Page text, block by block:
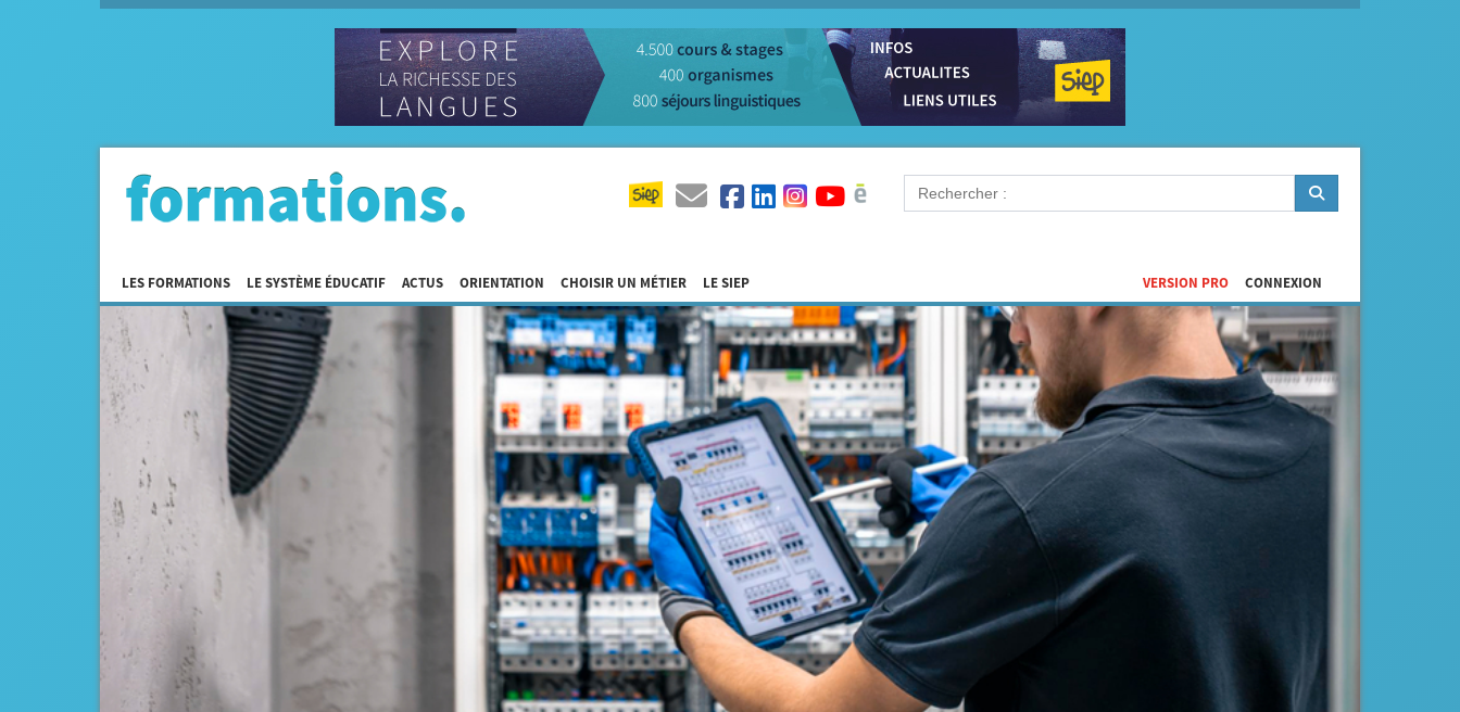
LES FORMATIONS LE SYSTÈME ÉDUCATIF ACTUS ORIENTATION CHOISIR UN MÉTIER LE SIEP CONNEXION
VERSION PRO